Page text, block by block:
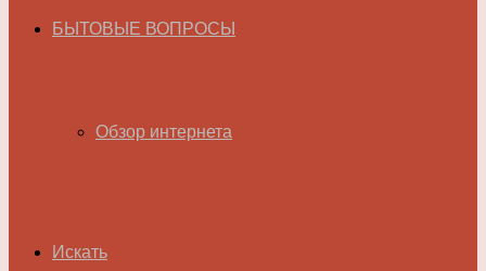
БЫТОВЫЕ ВОПРОСЫ
Обзор интернета
Искать